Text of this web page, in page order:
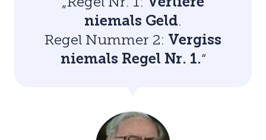
niemals Geld.
Regel Nummer 2: Vergiss
niemals Regel Nr. 1.“